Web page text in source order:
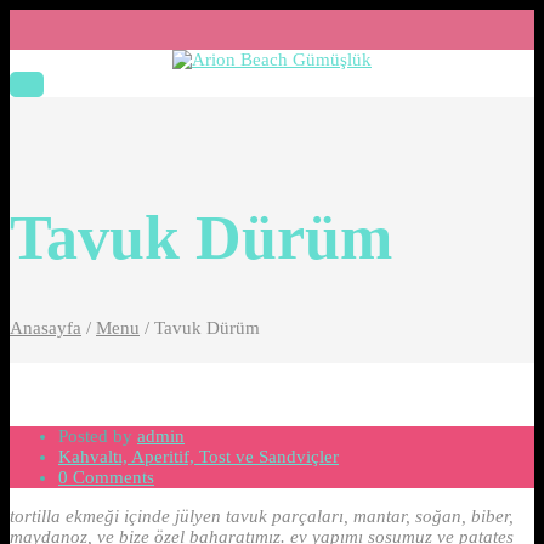
Tavuk Dürüm
Anasayfa / Menu / Tavuk Dürüm
Posted by admin
Kahvaltı, Aperitif, Tost ve Sandviçler
0 Comments
tortilla ekmeği içinde jülyen tavuk parçaları, mantar, soğan, biber,
maydanoz, ve bize özel baharatımız. ev yapımı sosumuz ve patates